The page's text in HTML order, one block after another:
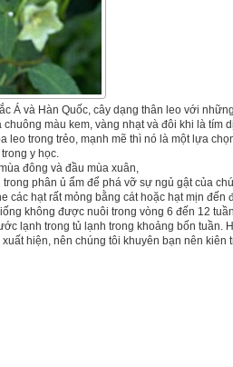
Á và Hàn Quốc, cây dạng thân leo với
màu kem, vàng nhạt và đôi khi là tím
leo trong trẻo, mạnh mẽ thì nó là một lựa
y học.
đông và đầu mùa xuân,
phân ủ ẩm để phá vỡ sự ngủ gật của
các hạt rất mỏng bằng cát hoặc hạt mịn đến
không được nuôi trong vòng 6 đến 12
lạnh trong tủ lạnh trong khoảng bốn tuần.
hiện, nên chúng tôi khuyên bạn nên kiên